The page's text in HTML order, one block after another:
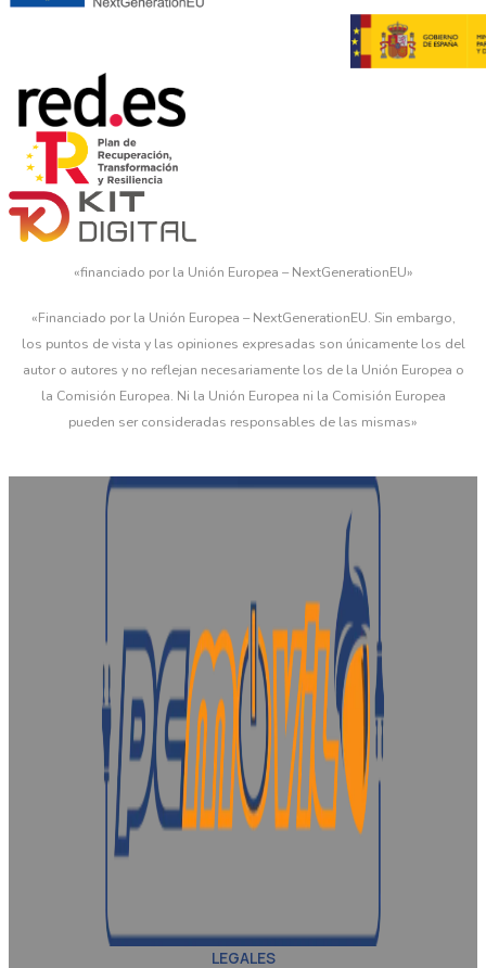
«financiado por la Unión Europea – NextGenerationEU»
«Financiado por la Unión Europea – NextGenerationEU. Sin embargo,
los puntos de vista y las opiniones expresadas son únicamente los del
autor o autores y no reflejan necesariamente los de la Unión Europea o
la Comisión Europea. Ni la Unión Europea ni la Comisión Europea
pueden ser consideradas responsables de las mismas»
LEGALES